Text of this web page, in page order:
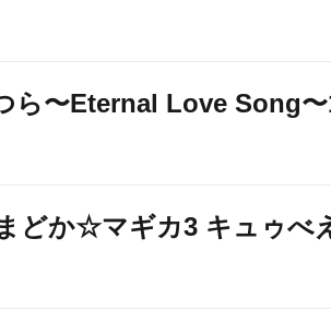
ら〜Eternal Love Song
どか☆マギカ3 キュゥべ